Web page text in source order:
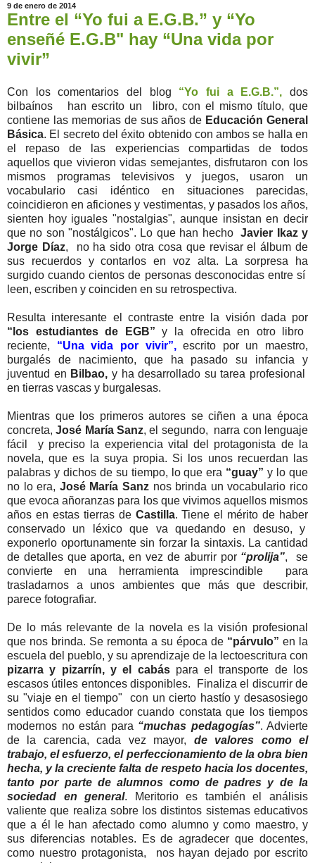
9 de enero de 2014
Entre el “Yo fui a E.G.B.” y “Yo
enseñé E.G.B" hay “Una vida por
vivir”
Con los comentarios del blog “Yo fui a E.G.B.”, dos
bilbaínos han escrito un libro, con el mismo título, que
contiene las memorias de sus años de Educación General
Básica. El secreto del éxito obtenido con ambos se halla en
el repaso de las experiencias compartidas de todos
aquellos que vivieron vidas semejantes, disfrutaron con los
mismos programas televisivos y juegos, usaron un
vocabulario casi idéntico en situaciones parecidas,
coincidieron en aficiones y vestimentas, y pasados los años,
sienten hoy iguales "nostalgias", aunque insistan en decir
que no son "nostálgicos". Lo que han hechoJavier Ikaz y
Jorge Díaz, no ha sido otra cosa que revisar el álbum de
sus recuerdos y contarlos en voz alta. La sorpresa ha
surgido cuando cientos de personas desconocidas entre sí
leen, escriben y coinciden en su retrospectiva.
Resulta interesante el contraste entre la visión dada por
“los estudiantes de EGB” y la ofrecida en otro libro
reciente, “Una vida por vivir”,escrito por un maestro,
burgalés de nacimiento, que ha pasado su infancia y
juventud en Bilbao, y ha desarrollado su tarea profesional
en tierras vascas y burgalesas.
Mientras que los primeros autores se ciñen a una época
concreta,José María Sanz, el segundo, narra con lenguaje
fácil y preciso la experiencia vital del protagonista de la
novela, que es la suya propia. Si los unos recuerdan las
palabras y dichos de su tiempo, lo que era “guay”y lo que
no lo era, José María Sanz nos brinda un vocabulario rico
que evoca añoranzas para los que vivimos aquellos mismos
años en estas tierras de Castilla. Tiene el mérito de haber
conservado un léxico que va quedando en desuso, y
exponerlo oportunamente sin forzar la sintaxis. La cantidad
de detalles que aporta, en vez de aburrir por “prolija”, se
convierte en una herramienta imprescindible para
trasladarnos a unos ambientes que más que describir,
parece fotografiar.
De lo más relevante de la novela es la visión profesional
que nos brinda. Se remonta a su época de “párvulo” en la
escuela del pueblo, y su aprendizaje de la lectoescritura con
pizarra y pizarrín, y el cabáspara el transporte de los
escasos útiles entonces disponibles. Finaliza el discurrir de
su "viaje en el tiempo" con un cierto hastío y desasosiego
sentidos como educador cuando constata que los tiempos
modernos no están para “muchas pedagogías”. Advierte
de la carencia, cada vez mayor, de valores como el
trabajo, el esfuerzo, el perfeccionamiento de la obra bien
hecha, y la creciente falta de respeto hacia los docentes,
tanto por parte de alumnos como de padres y de la
sociedad en general. Meritorio es también el análisis
valiente que realiza sobre los distintos sistemas educativos
que a él le han afectado como alumno y como maestro, y
sus diferencias notables. Es de agradecer que docentes,
como nuestro protagonista, nos hayan dejado por escrito